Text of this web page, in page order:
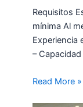
Requisitos
mínima Al
Experiencia
–
Read More »